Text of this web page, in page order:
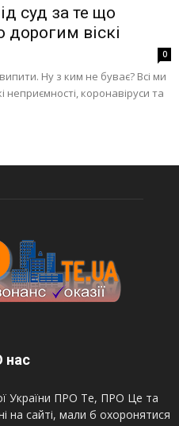
суд за те що
віскі
0
Ну з ким не буває? Всі ми
неприємності, коронавіруси та
нас
України ПРО Те, ПРО Це та
на сайті, мали б охоронятися